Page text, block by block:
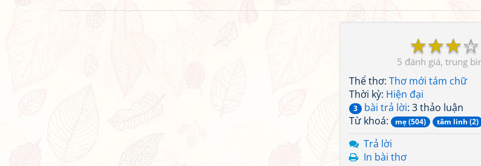
☆
☆
☆
☆
5
Thể thơ: Thơ mới tám chữ
Thời kỳ: Hiện đại
3 bài trả lời: 3 thảo luận
Từ khoá:
mẹ (504) tâm linh (2)
Trả lời
In bài thơ